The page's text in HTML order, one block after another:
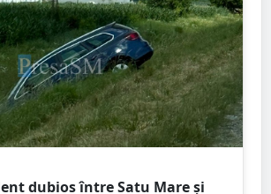
dubios între Satu Mare și